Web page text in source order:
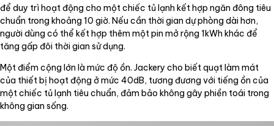
để duy trì hoạt động cho một chiếc tủ lạnh kết hợp ngăn đông tiêu
chuẩn trong khoảng 10 giờ. Nếu cần thời gian dự phòng dài hơn,
người dùng có thể kết hợp thêm một pin mở rộng 1kWh khác để
tăng gấp đôi thời gian sử dụng.
Một điểm cộng lớn là mức độ ồn. Jackery cho biết quạt làm mát
của thiết bị hoạt động ở mức 40dB, tương đương với tiếng ồn của
một chiếc tủ lạnh tiêu chuẩn, đảm bảo không gây phiền toái trong
không gian sống.